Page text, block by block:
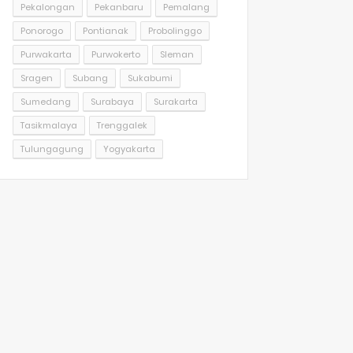
Pekalongan
Pekanbaru
Pemalang
Ponorogo
Pontianak
Probolinggo
Purwakarta
Purwokerto
Sleman
Sragen
Subang
Sukabumi
Sumedang
Surabaya
Surakarta
Tasikmalaya
Trenggalek
Tulungagung
Yogyakarta